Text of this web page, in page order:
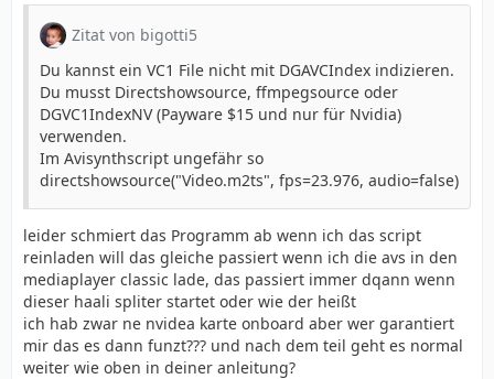
Zitat von bigotti5
Du kannst ein VC1 File nicht mit DGAVCIndex indizieren.
Du musst Directshowsource, ffmpegsource oder
DGVC1IndexNV (Payware $15 und nur für Nvidia)
verwenden.
Im Avisynthscript ungefähr so
directshowsource("Video.m2ts", fps=23.976, audio=false)
leider schmiert das Programm ab wenn ich das script
reinladen will das gleiche passiert wenn ich die avs in den
mediaplayer classic lade, das passiert immer dqann wenn
dieser haali spliter startet oder wie der heißt
ich hab zwar ne nvidea karte onboard aber wer garantiert
mir das es dann funzt??? und nach dem teil geht es normal
weiter wie oben in deiner anleitung?